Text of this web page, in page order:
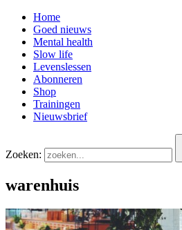
Home
Goed nieuws
Mental health
Slow life
Levenslessen
Abonneren
Shop
Trainingen
Nieuwsbrief
Zoeken:
warenhuis